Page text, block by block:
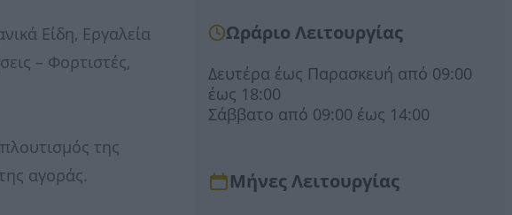
Είδη, Εργαλεία
– Φορτιστές,
της
αγοράς.
Ωράριο Λειτουργίας
Δευτέρα έως Παρασκευή από 09:00
έως 18:00
Σάββατο από 09:00 έως 14:00
Μήνες Λειτουργίας